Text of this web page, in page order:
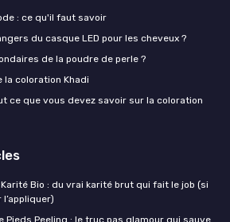
: ce qu'il faut savoir
du casque LED pour les cheveux ?
de la poudre de perle ?
coloration Khadi
ce que vous devez savoir sur la coloration
Karité Bio : du vrai karité brut qui fait le job (si
Pieds Peeling : le truc pas glamour qui sauve